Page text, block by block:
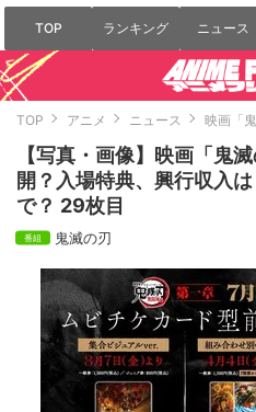
TOP ランキング ニュース
TOP アニメ ニュース 映画「
【写真・画像】映画「鬼
開？入場特典、興行収入
で？ 29枚目
鬼滅の刃